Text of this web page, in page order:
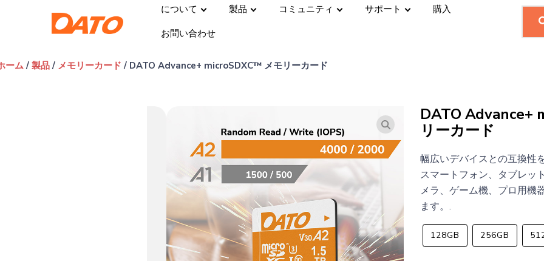
について 製品 コミュニティ サポート
購入
お問い合わせ
ーム/製品/ メモリーカード / DATO Advance+ microSDXC™ メモリーカード
DATO Advance+
リーカード
幅広いデバイスとの互換性
スマートフォン、タブレッ
メラ、ゲーム機、プロ用機
ます。.
128GB 256GB